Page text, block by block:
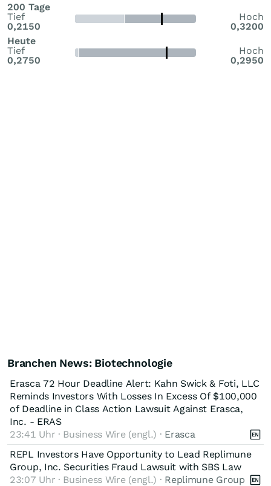
200 Tage
Tief
0,2150
Hoch
0,3200
Heute
Tief
0,2750
Hoch
0,2950
Branchen News: Biotechnologie
Erasca 72 Hour Deadline Alert: Kahn Swick & Foti, LLC
Reminds Investors With Losses In Excess Of $100,000
of Deadline in Class Action Lawsuit Against Erasca,
Inc. - ERAS
23:41 Uhr · Business Wire (engl.) · Erasca
REPL Investors Have Opportunity to Lead Replimune
Group, Inc. Securities Fraud Lawsuit with SBS Law
23:07 Uhr · Business Wire (engl.) · Replimune Group